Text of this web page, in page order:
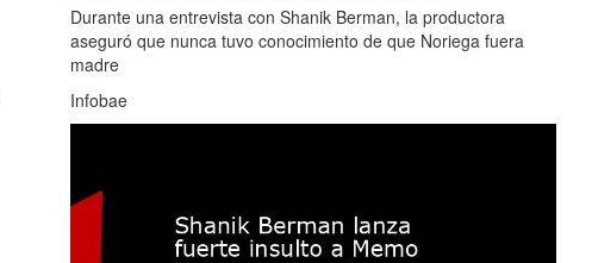
Durante una entrevista con Shanik Berman, la productora
aseguró que nunca tuvo conocimiento de que Noriega fuera
madre
Infobae